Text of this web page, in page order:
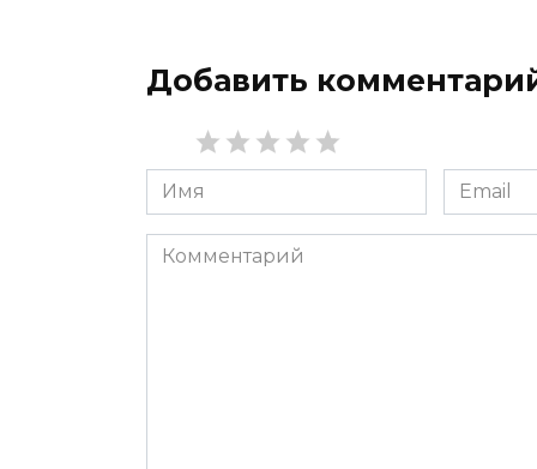
Добавить
Имя
*
Email
*
Комментарий